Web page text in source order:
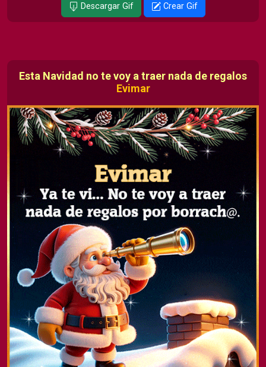
Descargar Gif Crear Gif
Esta Navidad no te voy a traer nada de regalos
Evimar